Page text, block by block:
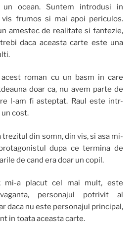
ocean. Suntem introdusi in
frumos si mai apoi periculos.
amestec de realitate si fantezie,
daca aceasta carte este una
roman cu un basm in care
doar ca, nu avem parte de
l-am fi asteptat. Raul este intr-
cost.
din somn, din vis, si asa mi-
dupa ce termina de
de cand era doar un copil.
mi-a placut cel mai mult, este
personajul potrivit al
daca nu este personajul principal,
in toata aceasta carte.